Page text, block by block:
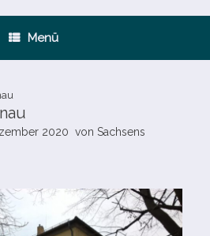
Menü
2020 von Sachsens